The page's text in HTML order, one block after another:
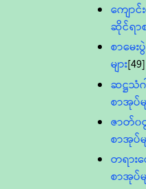
ကျော
ဆိုင်ရာ
စာမေ
များ[49]
ဆဋ္ဌသံ
စာအုပ်မ
ဇာတ်၀
စာအုပ်မ
တရား
စာအုပ်မ